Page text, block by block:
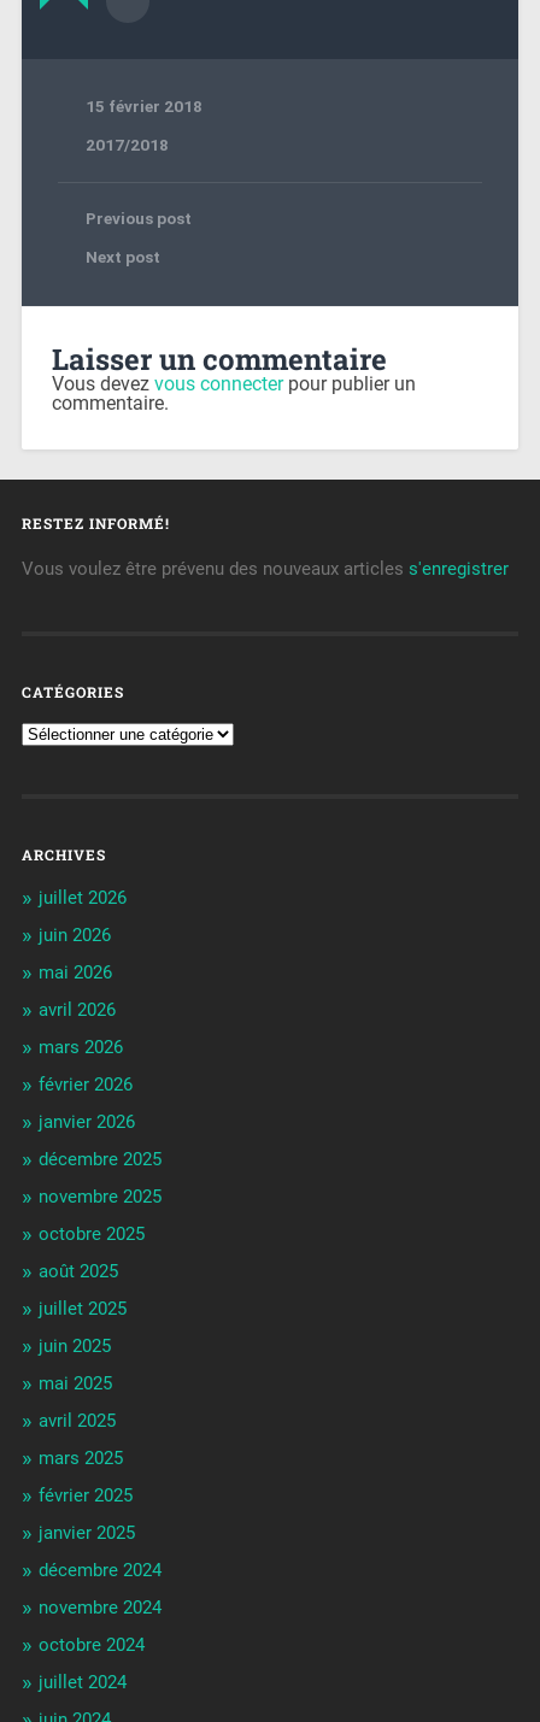
15 février 2018
2017/2018
Previous post
Next post
Laisser un commentaire
Vous devez vous connecterpour publier un
commentaire.
RESTEZ INFORMÉ!
Vous voulez être prévenu des nouveaux articles s'enregistrer
CATÉGORIES
ARCHIVES
juillet 2026
juin 2026
mai 2026
avril 2026
mars 2026
février 2026
janvier 2026
décembre 2025
novembre 2025
octobre 2025
août 2025
juillet 2025
juin 2025
mai 2025
avril 2025
mars 2025
février 2025
janvier 2025
décembre 2024
novembre 2024
octobre 2024
juillet 2024